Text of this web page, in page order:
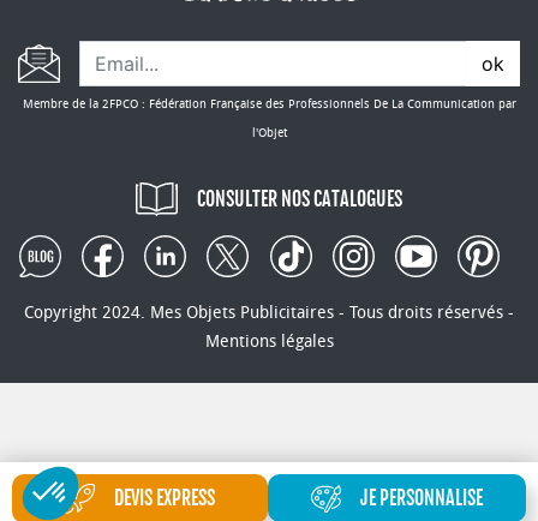
DEVIS EXPRESS JE PERSONNALISE
ok
Membre de la 2FPCO : Fédération Française des Professionnels De La Communication par
l'Objet
CONSULTER NOS CATALOGUES
Copyright 2024. Mes Objets Publicitaires - Tous droits réservés -
Mentions légales